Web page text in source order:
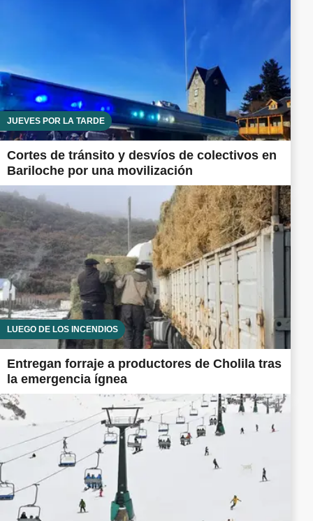
JUEVES POR LA TARDE
Cortes de tránsito y desvíos de colectivos en
Bariloche por una movilización
LUEGO DE LOS INCENDIOS
Entregan forraje a productores de Cholila tras
la emergencia ígnea